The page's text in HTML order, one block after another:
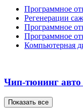
Программное
Регенерации
Программное
Программное
Компьютерная
Чип-тюнинг авто
Показать все